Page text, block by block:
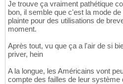
Je trouve ça vraiment pathétique
bon, il semble que c'est la mode
plainte pour des utilisations de
moment.
Après tout, vu que ça a l'air de si
priver, hein
A la longue, les Américains vont
compte des failles de leur système